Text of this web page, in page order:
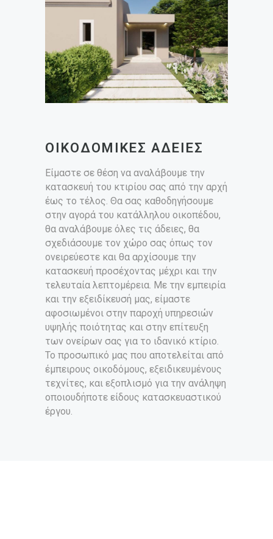
ΟΙΚΟΔΟΜΙΚΕΣ ΑΔΕΙΕΣ
Είμαστε σε θέση να αναλάβουμε την
κατασκευή του κτιρίου σας από την αρχή
έως το τέλος. Θα σας καθοδηγήσουμε
στην αγορά του κατάλληλου οικοπέδου,
θα αναλάβουμε όλες τις άδειες, θα
σχεδιάσουμε τον χώρο σας όπως τον
ονειρεύεστε και θα αρχίσουμε την
κατασκευή προσέχοντας μέχρι και την
τελευταία λεπτομέρεια. Με την εμπειρία
και την εξειδίκευσή μας, είμαστε
αφοσιωμένοι στην παροχή υπηρεσιών
υψηλής ποιότητας και στην επίτευξη
των ονείρων σας για το ιδανικό κτίριο.
Το προσωπικό μας που αποτελείται από
έμπειρους οικοδόμους, εξειδικευμένους
τεχνίτες, και εξοπλισμό για την ανάληψη
οποιουδήποτε είδους κατασκευαστικού
έργου.